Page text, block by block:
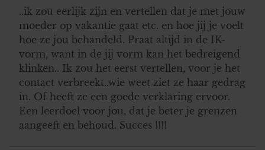
..ik zou eerlijk zijn en vertellen dat je met jouw
moeder op vakantie gaat etc. en hoe jij je voelt
hoe ze jou behandeld. Praat altijd in de IK-
vorm, want in de jij vorm kan het bedreigend
klinken.. Ik zou het eerst vertellen, voor je het
contact verbreekt..wie weet ziet ze haar gedrag
in. Of heeft ze een goede verklaring ervoor.
Een leerdoel voor jou, dat je beter je grenzen
aangeeft en behoud. Succes !!!!